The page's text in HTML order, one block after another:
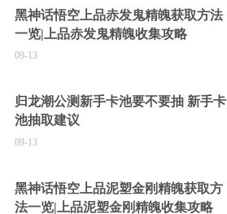
黑神话悟空上品赤发鬼精魄获取方法
一览|上品赤发鬼精魄收集攻略
09-13
归龙潮公测新手卡池要不要抽 新手卡
池抽取建议
09-13
黑神话悟空上品泥塑金刚精魄获取方
法一览|上品泥塑金刚精魄收集攻略